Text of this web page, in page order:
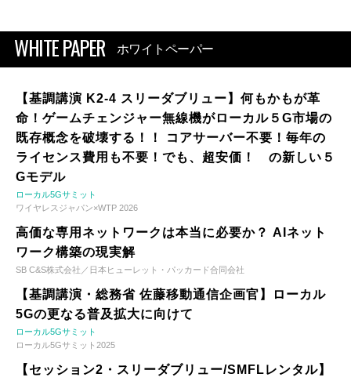
WHITE PAPER ホワイトペーパー
【基調講演 K2-4 スリーダブリュー】何もかもが革
命！ゲームチェンジャー無線機がローカル５G市場の
既存概念を破壊する！！ コアサーバー不要！毎年の
ライセンス費用も不要！でも、超安価！ の新しい５
Gモデル
ローカル5Gサミット
ワイヤレスジャパン×WTP 2026
高価な専用ネットワークは本当に必要か？ AIネット
ワーク構築の現実解
SB C&S株式会社／日本ヒューレット・パッカード合同会社
【基調講演・総務省 佐藤移動通信企画官】ローカル
5Gの更なる普及拡大に向けて
ローカル5Gサミット
ローカル5Gサミット2025
【セッション2・スリーダブリュー/SMFLレンタル】